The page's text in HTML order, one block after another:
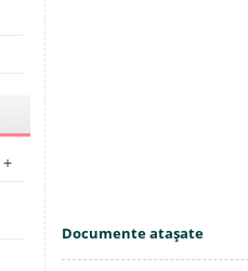
+
Documente ataşate